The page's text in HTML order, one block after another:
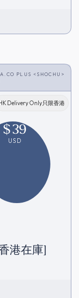
PLUS <SHOCHU>
Delivery Only只限香港
$39
USD
港在庫]